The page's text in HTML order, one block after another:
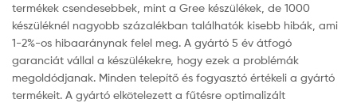
termékek csendesebbek, mint a Gree készülékek, de 1000
készüléknél nagyobb százalékban találhatók kisebb hibák, ami
1-2%-os hibaaránynak felel meg. A gyártó 5 év átfogó
garanciát vállal a készülékekre, hogy ezek a problémák
megoldódjanak. Minden telepítő és fogyasztó értékeli a gyártó
termékeit. A gyártó elkötelezett a fűtésre optimalizált